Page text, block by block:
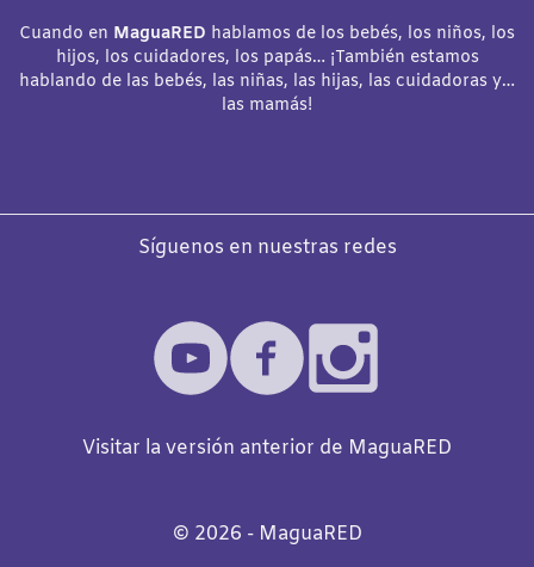
Cuando en MaguaRED hablamos de los bebés, los niños, los
hijos, los cuidadores, los papás… ¡También estamos
hablando de las bebés, las niñas, las hijas, las cuidadoras y…
las mamás!
Síguenos en nuestras redes
Visitar la versión anterior de MaguaRED
©️ 2026 - MaguaRED